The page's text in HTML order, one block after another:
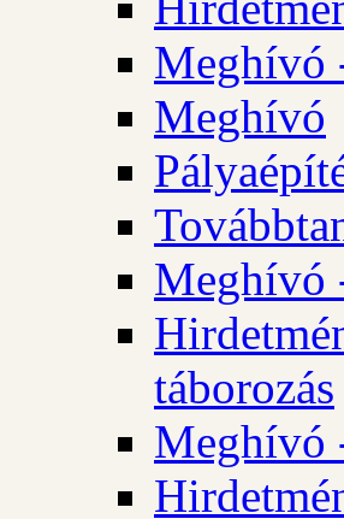
Meghívó
Meghívó
Meghívó
táborozás
Meghívó